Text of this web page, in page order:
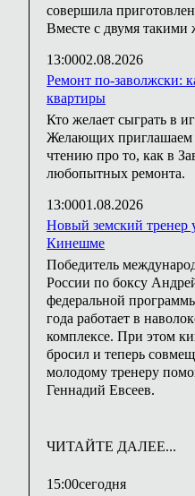
совершила
Вместе с двумя такими
13:0002.08.2026
Ремонт по-заволжски:
квартиры
Кто желает сыграть в
Желающих приглашаем
чтению про то, как в
любопытных ремонта.
13:0001.08.2026
Новый земский тренер
Кинешме
Победитель
России по боксу
федеральной
года работает в
комплексе. При этом
бросил и теперь
молодому тренеру
Геннадий Евсеев.
ЧИТАЙТЕ ДАЛЕЕ...
15:00сегодня